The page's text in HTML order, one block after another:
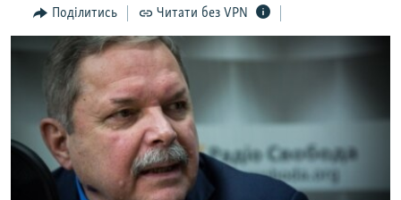
Перейти
до
пошуку
ПОГЛЯД
ІНТЕРВ'Ю
ВСЕ ЗА ДЕНЬ
СПЕЦПРОЕКТИ
ДЕПОРТАЦІЯ
ВІДЕОУРОКИ «ELIFBE»
ЯК ОБІЙТИ БЛОКУВАННЯ
Поділитись Читати без VPN